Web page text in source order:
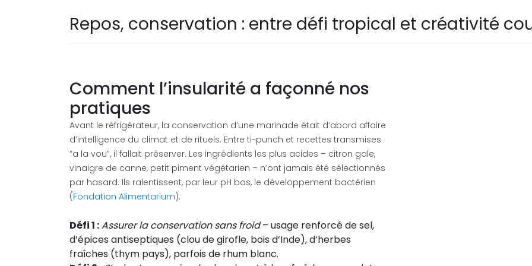
Repos, conservation : entre défi tropical et créativité
Comment l’insularité a façonné nos
pratiques
Avant le réfrigérateur, la conservation d’une marinade était d’abord affaire
d’intelligence du climat et de rituels. Entre ti-punch et recettes transmises
“a la vou”, il fallait préserver. Les ingrédients les plus acides – citron gale,
vinaigre de canne, petit piment végétarien – n’ont jamais été sélectionnés
par hasard. Ils ralentissent, par leur pH bas, le développement bactérien
(Fondation Alimentarium).
Défi 1 :Assurer la conservation sans froid– usage renforcé de sel,
d’épices antiseptiques (clou de girofle, bois d’Inde), d’herbes
fraîches (thym pays), parfois de rhum blanc.